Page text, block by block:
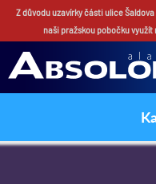
Z důvodu uzavírky části ulice
naši pražskou pobočku